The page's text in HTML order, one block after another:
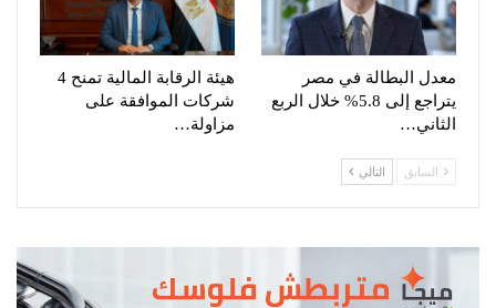
معدل البطالة في مصر
يتراجع إلى 5.8% خلال الربع
الثاني…
هيئة الرقابة المالية تمنح 4
شركات الموافقة على
مزاولة…
السابق التالي